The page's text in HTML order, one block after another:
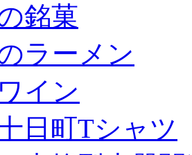
銘菓
ラーメン
イン
日町Tシャツ